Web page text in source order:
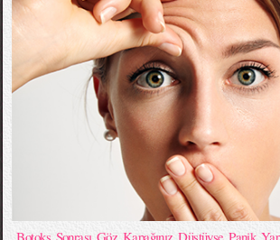
Botoks Sonrası Göz Kapağınız Düştüyse Panik